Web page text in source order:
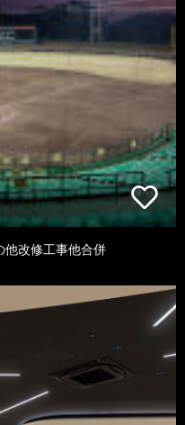
他改修工事他合併